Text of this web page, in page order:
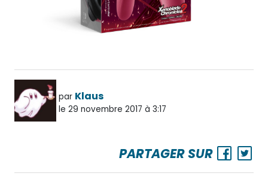
par Klaus
le 29 novembre 2017 à 3:17
PARTAGER SUR